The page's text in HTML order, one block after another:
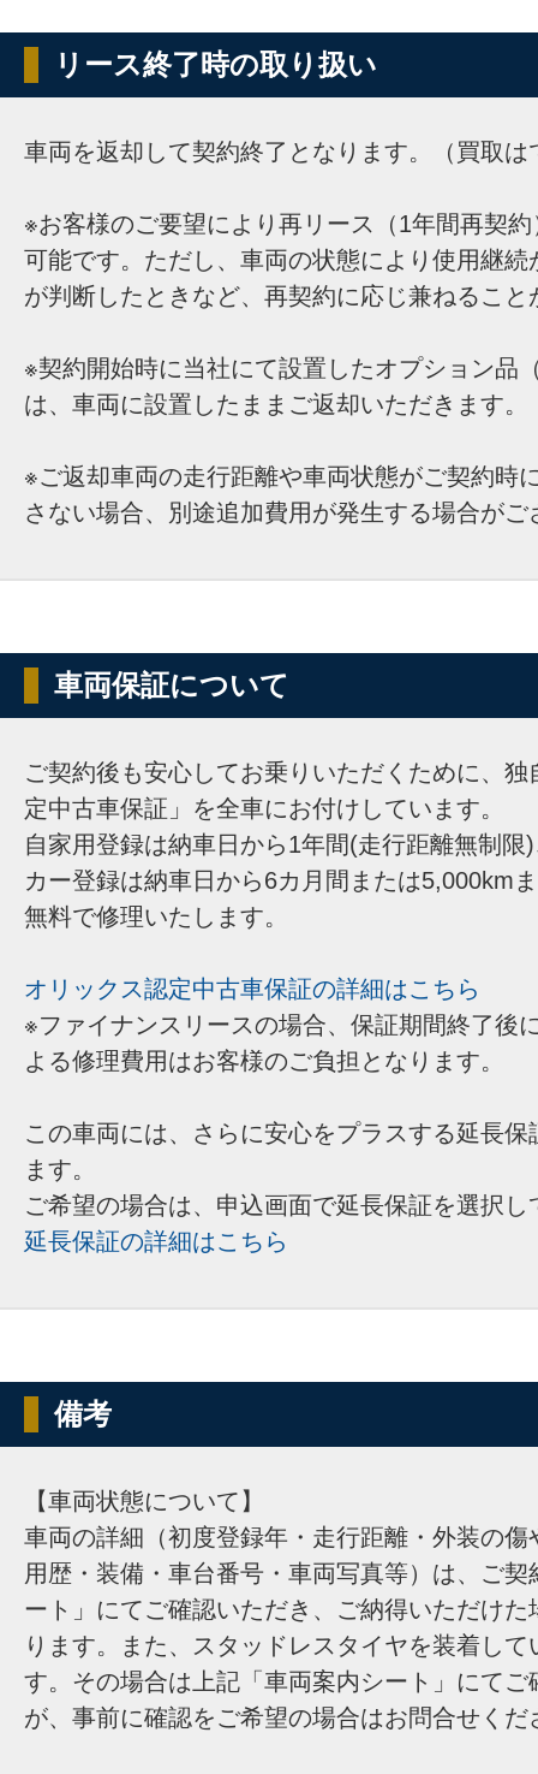
リース終了時の取り扱い
車両を返却して契約終了となります。（買取は
※お客様のご要望により再リース（1年間再契
可能です。ただし、車両の状態により使用継続
が判断したときなど、再契約に応じ兼ねること
※契約開始時に当社にて設置したオプション品
は、車両に設置したままご返却いただきます。
※ご返却車両の走行距離や車両状態がご契約時
さない場合、別途追加費用が発生する場合がご
車両保証について
ご契約後も安心してお乗りいただくために、
定中古車保証」を全車にお付けしています。
自家用登録は納車日から1年間(走行距離無制限
カー登録は納車日から6カ月間または5,000km
無料で修理いたします。
オリックス認定中古車保証の詳細はこちら
※ファイナンスリースの場合、保証期間終了後
よる修理費用はお客様のご負担となります。
この車両には、さらに安心をプラスする延長
ます。
ご希望の場合は、申込画面で延長保証を選択し
延長保証の詳細はこちら
備考
【車両状態について】
車両の詳細（初度登録年・走行距離・外装の傷
用歴・装備・車台番号・車両写真等）は、ご
ート」にてご確認いただき、ご納得いただけ
ります。また、スタッドレスタイヤを装着し
す。その場合は上記「車両案内シート」にてご
が、事前に確認をご希望の場合はお問合せくだ